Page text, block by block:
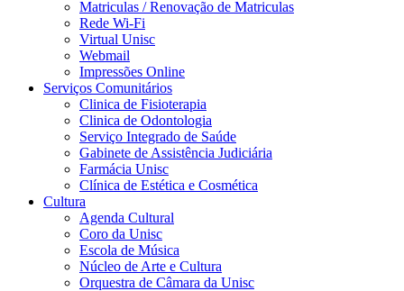
Matriculas / Renovação de Matriculas
Rede Wi-Fi
Virtual Unisc
Webmail
Impressões Online
Serviços Comunitários
Clinica de Fisioterapia
Clinica de Odontologia
Serviço Integrado de Saúde
Gabinete de Assistência Judiciária
Farmácia Unisc
Clínica de Estética e Cosmética
Cultura
Agenda Cultural
Coro da Unisc
Escola de Música
Núcleo de Arte e Cultura
Orquestra de Câmara da Unisc